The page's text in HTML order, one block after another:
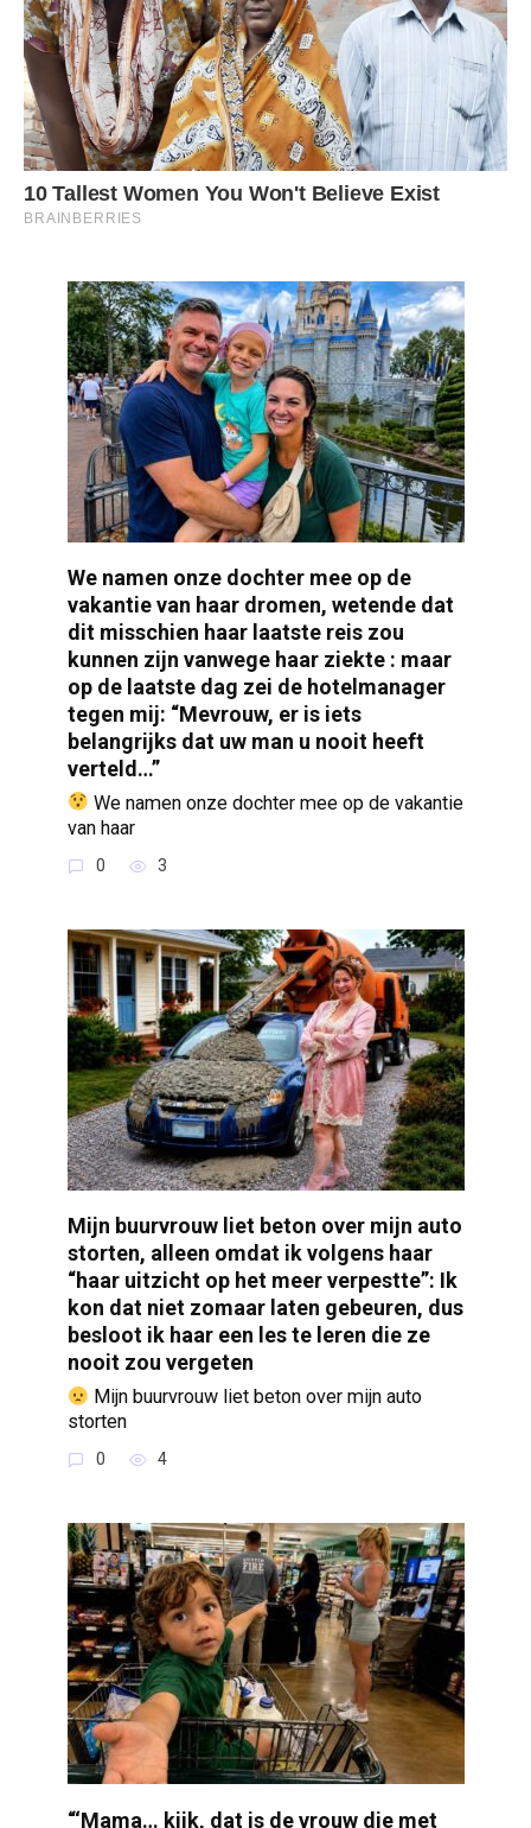
We namen onze dochter mee op de
vakantie van haar dromen, wetende dat
dit misschien haar laatste reis zou
kunnen zijn vanwege haar ziekte : maar
op de laatste dag zei de hotelmanager
tegen mij: “Mevrouw, er is iets
belangrijks dat uw man u nooit heeft
verteld…”
We namen onze dochter mee op de vakantie
van haar
0 3
Mijn buurvrouw liet beton over mijn auto
storten, alleen omdat ik volgens haar
“haar uitzicht op het meer verpestte”: Ik
kon dat niet zomaar laten gebeuren, dus
besloot ik haar een les te leren die ze
nooit zou vergeten
Mijn buurvrouw liet beton over mijn auto
storten
0 4
“‘Mama… kijk, dat is de vrouw die met